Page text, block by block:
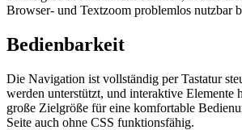
Browser- und Textzoom problemlos nutzbar
Bedienbarkeit
Die Navigation ist vollständig per Tastatur
werden unterstützt, und interaktive Elemente
große Zielgröße für eine komfortable
Seite auch ohne CSS funktionsfähig.